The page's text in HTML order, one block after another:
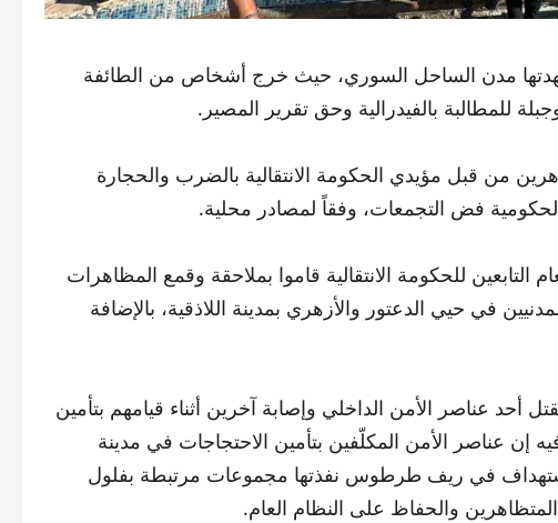
التي شهدتها مدن الساحل السوري، حيث خرج أشخاص من الطائفة
للمطالبة بالفيدرالية وحق تقرير المصير.
من قبل مؤيدي الحكومة الانتقالية بالضرب والحجارة
فض التجمعات، وفقاً لمصادر محلية.
للحكومة الانتقالية قاموا بملاحقة وقمع المظاهرات
في حيي الدعتور والأزهري بمدينة اللاذقية، بالإضافة
أحد عناصر الأمن الداخلي وإصابة آخرين أثناء قيامهم بتأمين
إن عناصر الأمن المكلّفين بتأمين الاحتجاجات في مدينة
استهداف في ريف طرطوس نفذتها مجموعات مرتبطة بفلول
المتظاهرين والحفاظ على النظام العام.